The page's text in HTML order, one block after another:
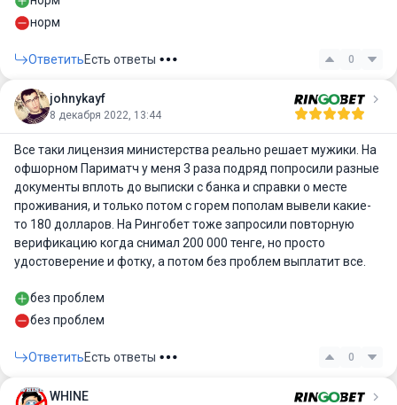
норм
ОтветитьЕсть ответы 0
johnykayf
8 декабря 2022, 13:44
Все таки лицензия министерства реально решает мужики. На
офшорном Париматч у меня 3 раза подряд попросили разные
документы вплоть до выписки с банка и справки о месте
проживания, и только потом с горем пополам вывели какие-
то 180 долларов. На Рингобет тоже запросили повторную
верификацию когда снимал 200 000 тенге, но просто
удостоверение и фотку, а потом без проблем выплатит все.
без проблем
без проблем
ОтветитьЕсть ответы 0
WHINE